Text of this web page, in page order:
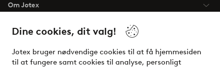
Dine cookies, dit valg!
Jotex bruger nødvendige cookies til at få hjemmesiden
til at fungere samt cookies til analyse, personligt
Om Jotex
Vilkår
Venner